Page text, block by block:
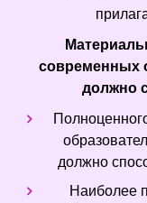
современных
должно
должно
Наиболее